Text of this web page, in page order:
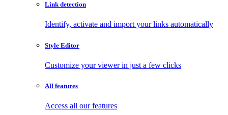
Link detection
Identify, activate and import your links automatically
Style Editor
Customize your viewer in just a few clicks
All features
Access all our features